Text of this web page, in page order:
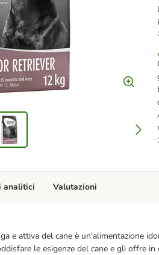
e attiva del cane è un'alimentazione
le esigenze del cane e gli offre
analitici Valutazioni